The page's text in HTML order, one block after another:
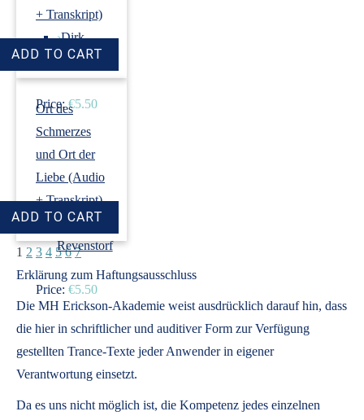
+ Transkript)
›Dirk
Revenstorf
Price: €5.50
Ort des
Schmerzes
und Ort der
Liebe (Audio
+ Transkript)
›Dirk
Revenstorf
Price: €5.50
1 2 3 4 5 6 7
Erklärung zum Haftungsausschluss
Die MH Erickson-Akademie weist ausdrücklich darauf hin, dass
die hier in schriftlicher und auditiver Form zur Verfügung
gestellten Trance-Texte jeder Anwender in eigener
Verantwortung einsetzt.
Da es uns nicht möglich ist, die Kompetenz jedes einzelnen